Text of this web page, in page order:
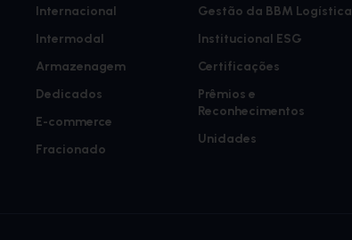
Internacional
Intermodal
Armazenagem
Dedicados
E-commerce
Fracionado
Gestão da BBM Logística
Institucional ESG
Certificações
Prêmios e
Reconhecimentos
Unidades